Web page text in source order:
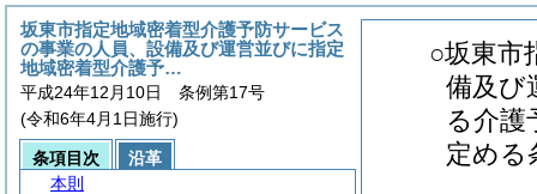
○坂東市
備及び
る介護
定める
坂東市指定地域密着型介護予防サービス
の事業の人員、設備及び運営並びに指定
地域密着型介護予…
平成24年12月10日 条例第17号
(令和6年4月1日施行)
条項目次
沿革
本則